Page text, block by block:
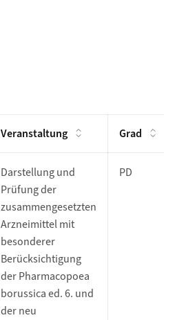
Veranstaltung Grad
Darstellung und
Prüfung der
zusammengesetzten
Arzneimittel mit
besonderer
Berücksichtigung
der Pharmacopoea
borussica ed. 6. und
der neu
PD